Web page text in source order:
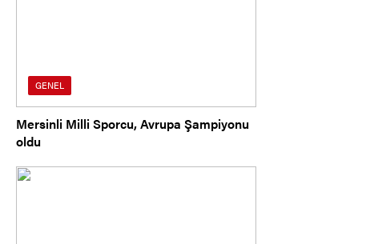
GENEL
Mersinli Milli Sporcu, Avrupa Şampiyonu
oldu